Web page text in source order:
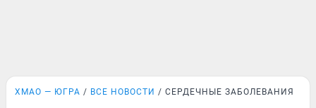
ХМАО — ЮГРА ВСЕ НОВОСТИ СЕРДЕЧНЫЕ ЗАБОЛЕВАНИЯ